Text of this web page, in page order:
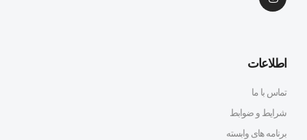
اطلاعات
تماس با ما
شرایط و ضوابط
برنامه های وابسته